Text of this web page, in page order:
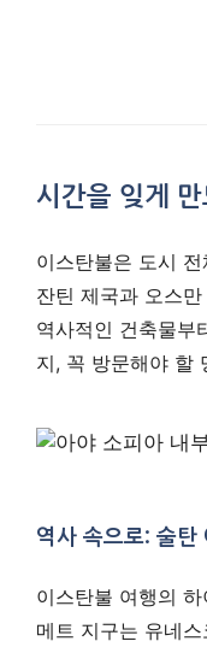
시간을 잊게
이스탄불은 도시
잔틴 제국과 오스
역사적인 건축물부
지, 꼭 방문해야 할
역사 속으로: 술탄
이스탄불 여행의
메트 지구는 유네